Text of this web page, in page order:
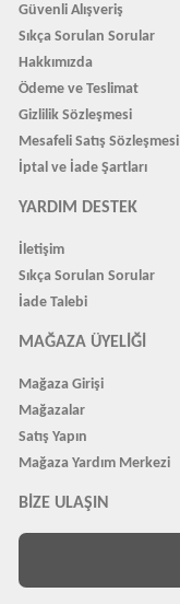
Güvenli Alışveriş
Sıkça Sorulan Sorular
Hakkımızda
Ödeme ve Teslimat
Gizlilik Sözleşmesi
Mesafeli Satış Sözleşmesi
İptal ve İade Şartları
YARDIM DESTEK
İletişim
Sıkça Sorulan Sorular
İade Talebi
MAĞAZA ÜYELIĞI
Mağaza Girişi
Mağazalar
Satış Yapın
Mağaza Yardım Merkezi
BIZE ULAŞIN